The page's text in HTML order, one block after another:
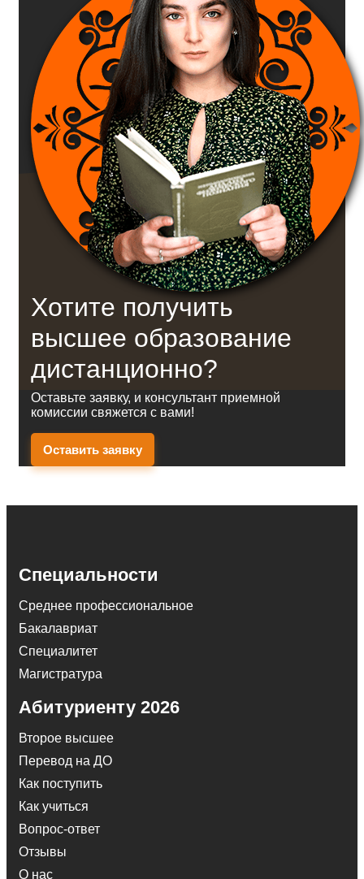
Хотите получить
высшее образование
дистанционно?
Оставьте заявку, и консультант приемной
комиссии свяжется с вами!
Оставить заявку
Специальности
Среднее профессиональное
Бакалавриат
Специалитет
Магистратура
Абитуриенту 2026
Второе высшее
Перевод на ДО
Как поступить
Как учиться
Вопрос-ответ
Отзывы
О нас